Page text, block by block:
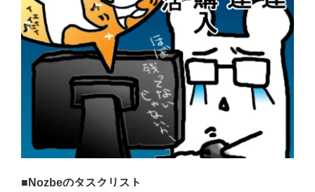
■Nozbeのタスクリスト